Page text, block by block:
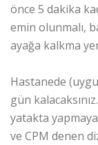
önce 5 dakika
emin olunmalı,
ayağa kalkma
Hastanede
gün
yatakta
ve CPM denen